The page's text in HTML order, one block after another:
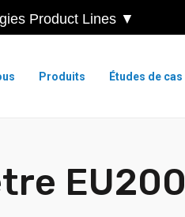
Product Lines ▼
Produits Études de cas
EU200